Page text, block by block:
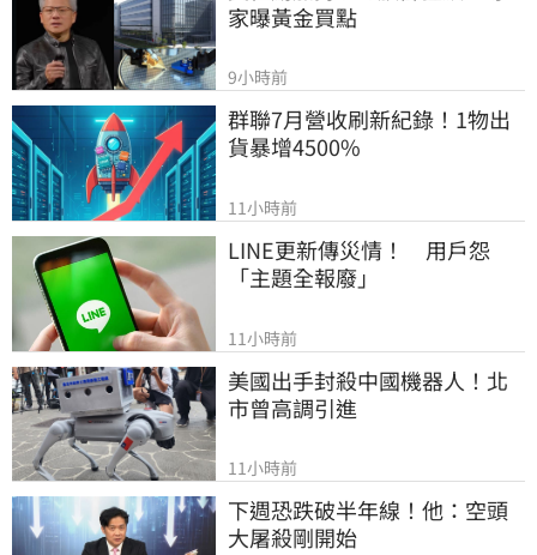
家曝黃金買點
9小時前
群聯7月營收刷新紀錄！1物出
貨暴增4500%
11小時前
LINE更新傳災情！　用戶怨
「主題全報廢」
11小時前
美國出手封殺中國機器人！北
市曾高調引進
11小時前
下週恐跌破半年線！他：空頭
大屠殺剛開始